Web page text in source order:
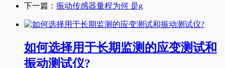
下一篇： 振动传感器量程为何 是g
如何选择用于长期监测的应变测试和
振动测试仪?